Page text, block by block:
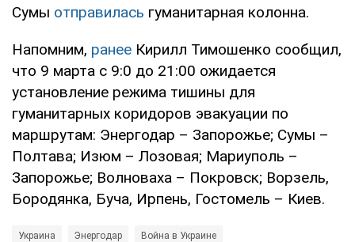
Сумы отправилась гуманитарная колонна.
Напомним, ранее Кирилл Тимошенко сообщил,
что 9 марта с 9:0 до 21:00 ожидается
установление режима тишины для
гуманитарных коридоров эвакуации по
маршрутам: Энергодар – Запорожье; Сумы –
Полтава; Изюм – Лозовая; Мариуполь –
Запорожье; Волноваха – Покровск; Ворзель,
Бородянка, Буча, Ирпень, Гостомель – Киев.
Украина Энергодар Война в Украине